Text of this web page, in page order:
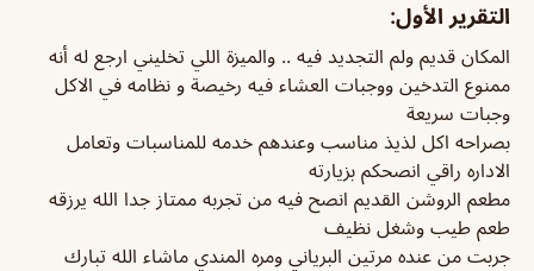
التقرير الأول:
المكان قديم ولم التجديد فيه .. والميزة اللي تخليني ارجع له أنه
ممنوع التدخين ووجبات العشاء فيه رخيصة و نظامه في الاكل
وجبات سريعة
بصراحه اكل لذيذ مناسب وعندهم خدمه للمناسبات وتعامل
الاداره راقي انصحكم بزيارته
مطعم الروشن القديم انصح فيه من تجربه ممتاز جدا الله يرزقه
طعم طيب وشغل نظيف
جربت من عنده مرتين البرياني ومره المندي ماشاء الله تبارك